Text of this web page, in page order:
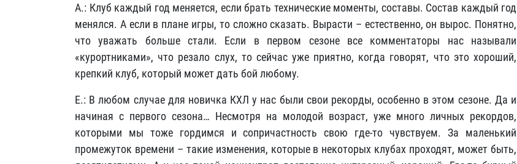
А.: Клуб каждый год меняется, если брать технические моменты, составы. Состав каждый год
менялся. А если в плане игры, то сложно сказать. Вырасти – естественно, он вырос. Понятно,
что уважать больше стали. Если в первом сезоне все комментаторы нас называли
«курортниками», что резало слух, то сейчас уже приятно, когда говорят, что это хороший,
крепкий клуб, который может дать бой любому.
Е.: В любом случае для новичка КХЛ у нас были свои рекорды, особенно в этом сезоне. Да и
начиная с первого сезона… Несмотря на молодой возраст, уже много личных рекордов,
которыми мы тоже гордимся и сопричастность свою где-то чувствуем. За маленький
промежуток времени – такие изменения, которые в некоторых клубах проходят, может быть,